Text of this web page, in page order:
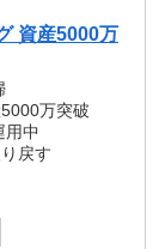
資産5000万
万突破
用中
戻す